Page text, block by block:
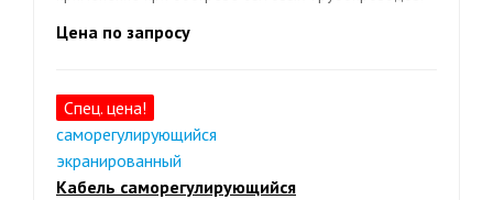
Цена по запросу
Спец. цена!
Кабель саморегулирующийся